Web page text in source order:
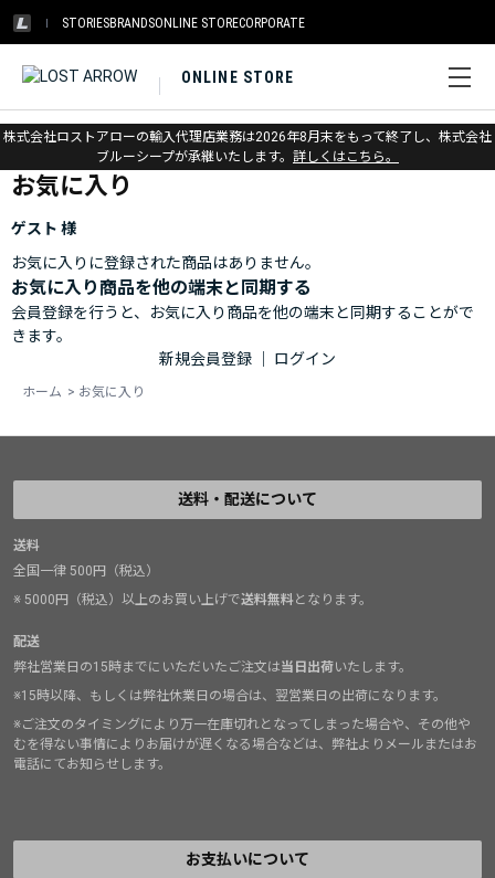
STORIESBRANDSONLINE STORECORPORATE
ONLINE STORE
株式会社ロストアローの輸入代理店業務は2026年8月末をもって終了し、株式会社
ブルーシープが承継いたします。 詳しくはこちら。
ホーム > お気に入り
お気に入り
ゲスト 様
お気に入りに登録された商品はありません。
お気に入り商品を他の端末と同期する
会員登録を行うと、お気に入り商品を他の端末と同期することがで
きます。
新規会員登録
ログイン
ホーム > お気に入り
送料・配送について
送料
全国一律 500円（税込）
※ 5000円（税込）以上のお買い上げで送料無料となります。
配送
弊社営業日の15時までにいただいたご注文は当日出荷いたします。
※15時以降、もしくは弊社休業日の場合は、翌営業日の出荷になります。
※ご注文のタイミングにより万一在庫切れとなってしまった場合や、その他や
むを得ない事情によりお届けが遅くなる場合などは、弊社よりメールまたはお
電話にてお知らせします。
お支払いについて